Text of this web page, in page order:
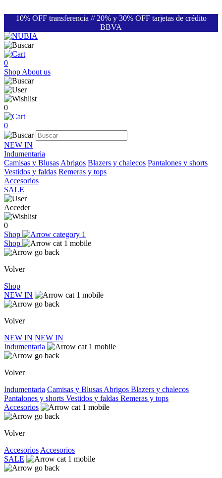
10% OFF transferencia // 20% y 30% OFF tarjetas de crédito
BBVA
0
Shop About us
0
0
NEW IN
Indumentaria
Camisas y Blusas Abrigos Blazers y chalecos Pantalones y shorts
Vestidos y faldas Remeras y tops
Accesorios
SALE
Acceder
0
Shop
Shop
Volver
Shop
NEW IN
Volver
NEW IN NEW IN
Indumentaria
Volver
Indumentaria Camisas y Blusas Abrigos Blazers y chalecos
Pantalones y shorts Vestidos y faldas Remeras y tops
Accesorios
Volver
Accesorios Accesorios
SALE